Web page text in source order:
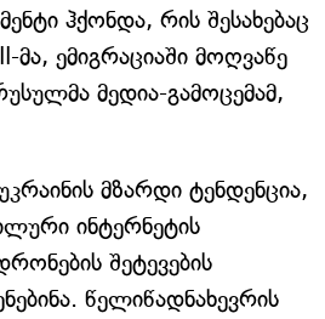
ჰქონდა, რის შესახებაც
ემიგრაციაში მოღვაწე
მედია-გამოცემამ,
მზარდი ტენდენცია,
ინტერნეტის
შეტევების
წელიწადნახევრის